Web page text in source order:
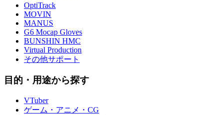
OptiTrack
MOVIN
MANUS
G6 Mocap Gloves
BUNSHIN HMC
Virtual Production
その他サポート
目的・用途から探す
VTuber
ゲーム・アニメ・CG